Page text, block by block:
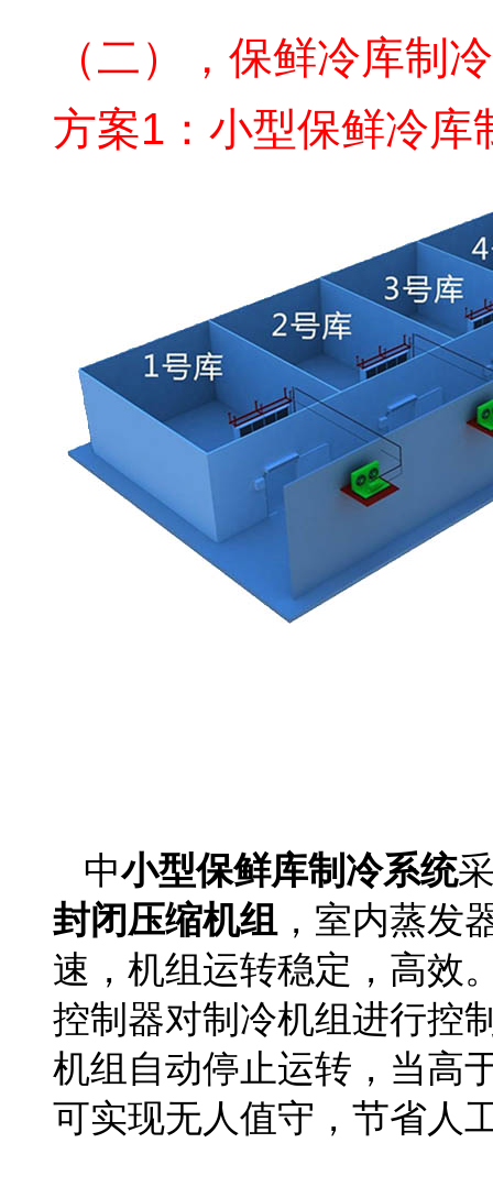
（二），保鲜冷库制
方案1：小型保鲜冷库
中小型保鲜库制冷系统
封闭压缩机组 ，室内蒸发
速，机组运转稳定，高效
控制器对制冷机组进行控
机组自动停止运转，当高
可实现无人值守，节省人